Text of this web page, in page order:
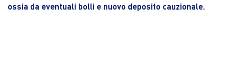
ossia da eventuali bolli e nuovo deposito cauzionale.